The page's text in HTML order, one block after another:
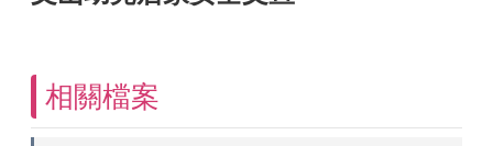
相關檔案